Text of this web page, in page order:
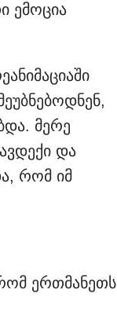
ემოცია
მერე
და
რომ იმ
ერთმანეთს